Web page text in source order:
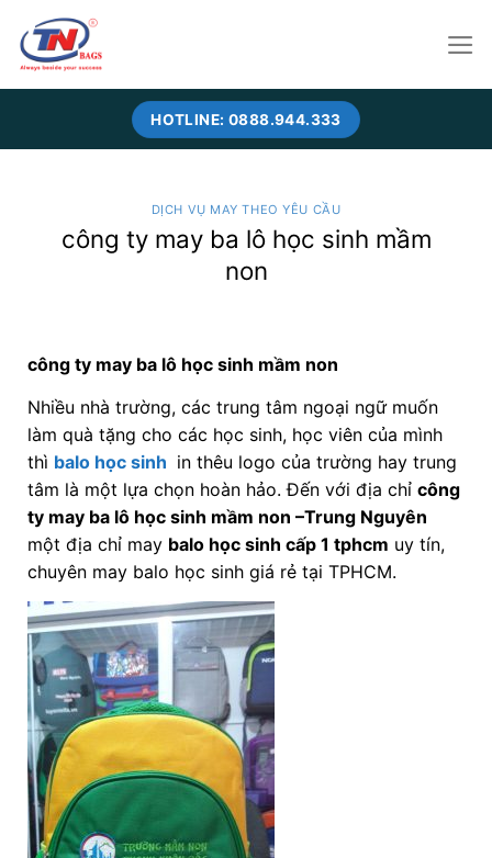
content
HOTLINE: 0888.944.333
DỊCH VỤ MAY THEO YÊU CẦU
công ty may ba lô học sinh mầm
non
công ty may ba lô học sinh mầm non
Nhiều nhà trường, các trung tâm ngoại ngữ muốn
làm quà tặng cho các học sinh, học viên của mình
thì balo học sinh in thêu logo của trường hay trung
tâm là một lựa chọn hoàn hảo. Đến với địa chỉ công
ty may ba lô học sinh mầm non –Trung Nguyên
một địa chỉ may balo học sinh cấp 1 tphcm uy tín,
chuyên may balo học sinh giá rẻ tại TPHCM.